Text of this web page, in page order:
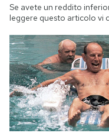
Se avete un reddito
leggere questo articolo vi